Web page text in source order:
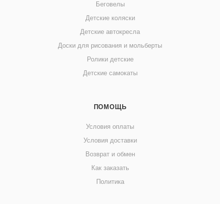
Беговелы
Детские коляски
Детские автокресла
Доски для рисования и мольберты
Ролики детские
Детские самокаты
ПОМОЩЬ
Условия оплаты
Условия доставки
Возврат и обмен
Как заказать
Политика